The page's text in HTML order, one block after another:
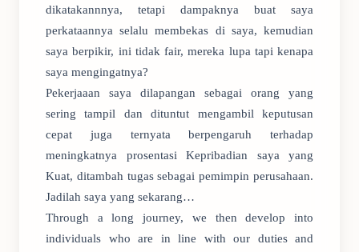
dikatakannnya, tetapi dampaknya buat saya
perkataannya selalu membekas di saya, kemudian
saya berpikir, ini tidak fair, mereka lupa tapi kenapa
saya mengingatnya?
Pekerjaaan saya dilapangan sebagai orang yang
sering tampil dan dituntut mengambil keputusan
cepat juga ternyata berpengaruh terhadap
meningkatnya prosentasi Kepribadian saya yang
Kuat, ditambah tugas sebagai pemimpin perusahaan.
Jadilah saya yang sekarang…
Through a long journey, we then develop into
individuals who are in line with our duties and